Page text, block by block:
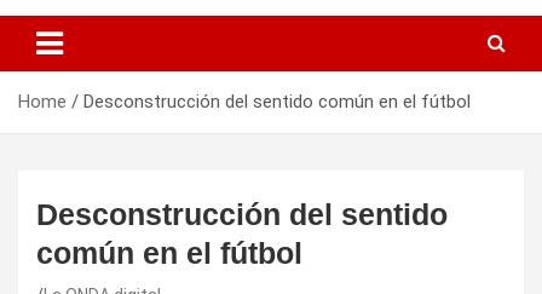
Home Desconstrucción del sentido común en el fútbol
Desconstrucción del sentido
común en el fútbol